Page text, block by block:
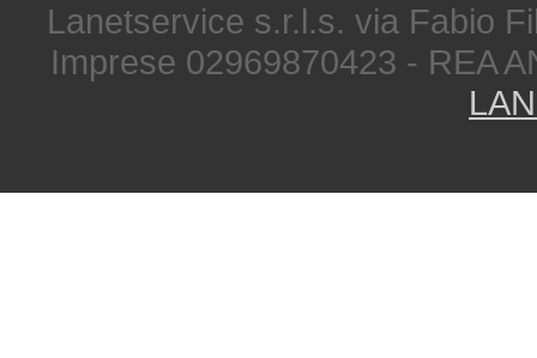
Lanetservice s.r.l.s. via Fabio
Imprese 02969870423 - REA